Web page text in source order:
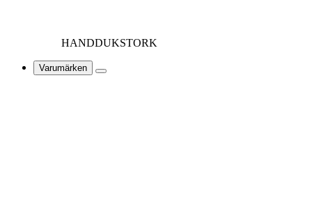
HANDDUKSTORK
Varumärken